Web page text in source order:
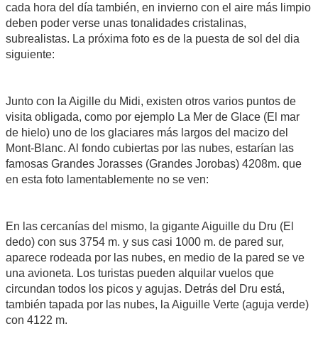
cada hora del día también, en invierno con el aire más limpio
deben poder verse unas tonalidades cristalinas,
subrealistas. La próxima foto es de la puesta de sol del dia
siguiente:
Junto con la Aigille du Midi, existen otros varios puntos de
visita obligada, como por ejemplo La Mer de Glace (El mar
de hielo) uno de los glaciares más largos del macizo del
Mont-Blanc. Al fondo cubiertas por las nubes, estarían las
famosas Grandes Jorasses (Grandes Jorobas) 4208m. que
en esta foto lamentablemente no se ven:
En las cercanías del mismo, la gigante Aiguille du Dru (El
dedo) con sus 3754 m. y sus casi 1000 m. de pared sur,
aparece rodeada por las nubes, en medio de la pared se ve
una avioneta. Los turistas pueden alquilar vuelos que
circundan todos los picos y agujas. Detrás del Dru está,
también tapada por las nubes, la Aiguille Verte (aguja verde)
con 4122 m.